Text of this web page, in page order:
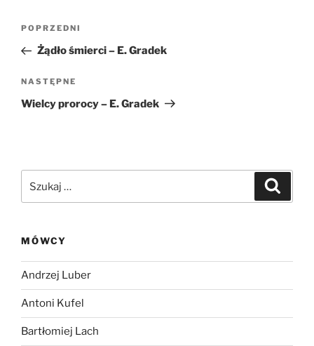
Nawigacja
wpisu
Poprzedni
wpis
POPRZEDNI
Żądło śmierci – E. Gradek
Następny
wpis
NASTĘPNE
Wielcy prorocy – E. Gradek
MÓWCY
Andrzej Luber
Antoni Kufel
Bartłomiej Lach